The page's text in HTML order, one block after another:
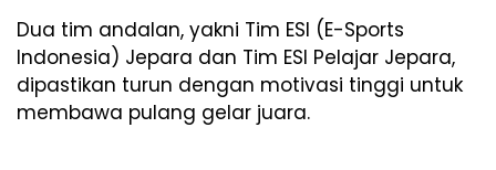
Dua tim andalan, yakni Tim ESI (E-Sports
Indonesia) Jepara dan Tim ESI Pelajar Jepara,
dipastikan turun dengan motivasi tinggi untuk
membawa pulang gelar juara.